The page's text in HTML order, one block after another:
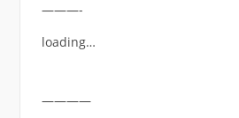
———-
loading…
————